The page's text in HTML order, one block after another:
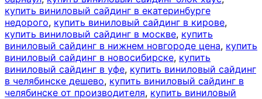
купить виниловый сайдинг в екатеринбурге
недорого, купить виниловый сайдинг в кирове,
купить виниловый сайдинг в москве, купить
виниловый сайдинг в нижнем новгороде цена, купить
виниловый сайдинг в новосибирске, купить
виниловый сайдинг в уфе, купить виниловый сайдинг
в челябинске дешево, купить виниловый сайдинг в
челябинске от производителя, купить виниловый